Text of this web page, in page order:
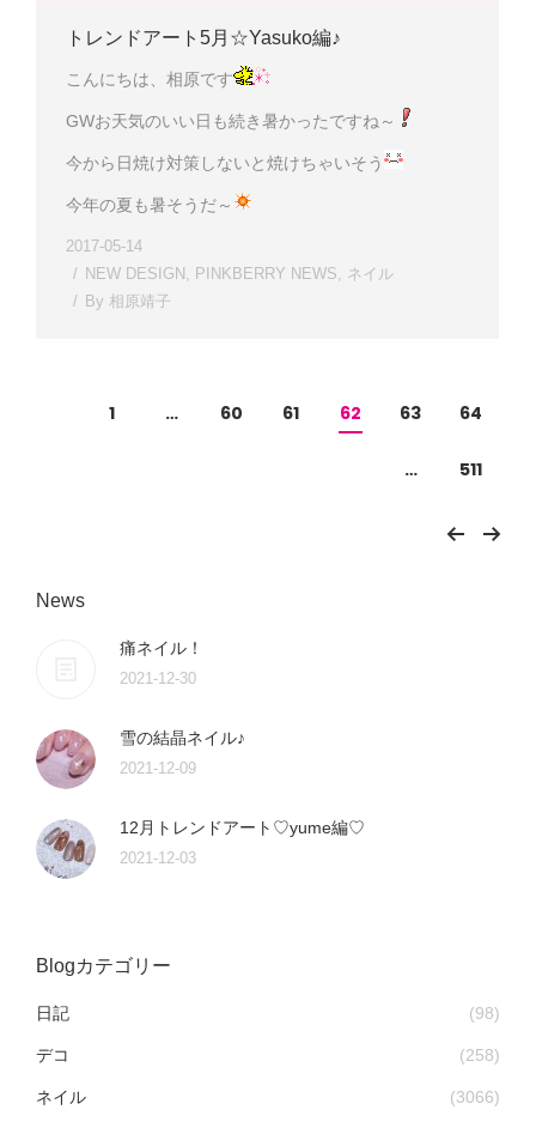
トレンドアート5月☆Yasuko編♪
こんにちは、相原です
GWお天気のいい日も続き暑かったですね～
今から日焼け対策しないと焼けちゃいそう
今年の夏も暑そうだ～
2017-05-14
NEW DESIGN
PINKBERRY NEWS
ネイル
By 相原靖子
1 … 60 61 62 63 64
… 511
News
痛ネイル！
2021-12-30
雪の結晶ネイル♪
2021-12-09
12月トレンドアート♡yume編♡
2021-12-03
Blogカテゴリー
日記 (98)
デコ (258)
ネイル (3066)